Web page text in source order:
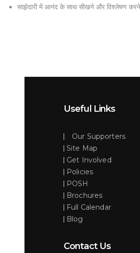
साझेदारी में आनंद के साथ सीखने और विश्लेषण करने
Useful Links
Our Supporters
Site Map
Get Involved
Policies
POSH
Brochures
Full Calendar
Blog
Contact Us